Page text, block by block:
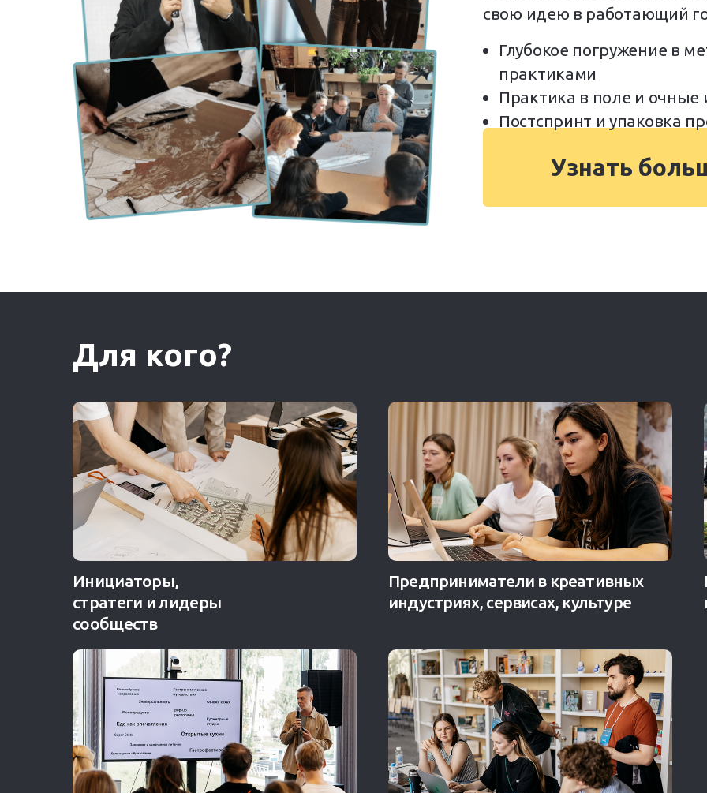
Узнать
свою идею в работающий
Глубокое погружение в
практиками
Практика в поле и
Постспринт и упаковка
Предприниматели в креативных
индустриях, сервисах, культуре
Для кого?
Инициаторы,
стратеги и лидеры
сообществ